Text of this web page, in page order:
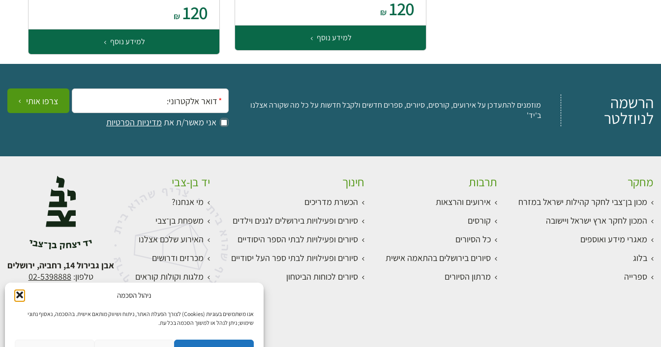
ניהול הסכמה
אנו משתמשים בעוגיות (Cookies) לצורך הפעלת האתר, ניתוח ושיווק מותאם אישית. בהסכמה, נאסוף נתוני
שימוש; ניתן לנהל או למשוך הסכמה בכל עת.
120
₪
למידע נוסף
120
₪
למידע נוסף
הרשמה
לניוזלטר
מוזמנים להתעדכן על אירועים, קורסים, סיורים, ספרים חדשים ולקבל חדשות על כל מה שקורה אצלנו
ב'יד'
אימייל:
אני מאשר/ת את מדיניות הפרטיות
צרפו אותי
מחקר
מכון בן־צבי לחקר קהילות ישראל במזרח
המכון לחקר ארץ ישראל ויישובה
מאגרי מידע ואוספים
בלוג
ספרייה
תרבות
אירועים והרצאות
קורסים
כל הסיורים
סיורים בירושלים בהתאמה אישית
מרתון הסיורים
חינוך
הכשרת מדריכים
סיורים ופעילויות בירושלים לגנים וילדים
סיורים ופעילויות לבתי הספר היסודיים
סיורים ופעילויות לבתי ספר העל יסודיים
סיורים לכוחות הביטחון
יד בן-צבי
מי אנחנו?
משפחת בן־צבי
האירוע שלכם אצלנו
מכרזים ודרושים
מלגות וקולות קוראים
התחברות
אבן גבירול 14, רחביה, ירושלים
טלפון: 02-5398888